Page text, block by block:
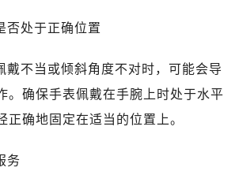
否处于正确位置
戴不当或倾斜角度不对时，可能会导
。确保手表佩戴在手腕上时处于水平
正确地固定在适当的位置上。
务